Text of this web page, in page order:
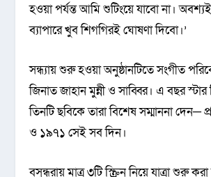
হওয়া পর্যন্ত আমি শুটিংয়ে যাবো না।
ব্যাপারে খুব শিগগিরই ঘোষণা দিবো।’
সন্ধ্যায় শুরু হওয়া অনুষ্ঠানটিতে সংগীত
জিনাত জাহান মুন্নী ও সাব্বির। এ বছর স্টার
তিনটি ছবিকে তারা বিশেষ সম্মাননা দেন─
ও ১৯৭১ সেই সব দিন।
বসুন্ধরায় মাত্র ৩টি স্ক্রিন নিয়ে যাত্রা শুরু